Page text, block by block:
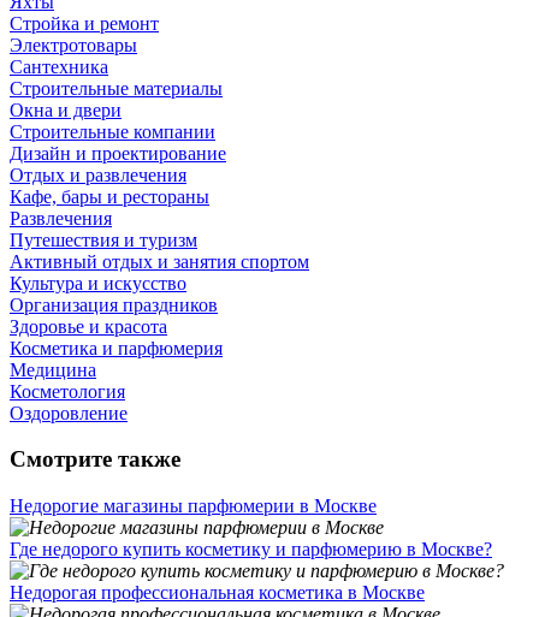
Стройка и ремонт
Электротовары
Сантехника
Строительные материалы
Окна и двери
Строительные компании
Дизайн и проектирование
Отдых и развлечения
Кафе, бары и рестораны
Развлечения
Путешествия и туризм
Активный отдых и занятия спортом
Культура и искусство
Организация праздников
Здоровье и красота
Косметика и парфюмерия
Медицина
Косметология
Оздоровление
Смотрите также
Недорогие магазины парфюмерии в Москве
Где недорого купить косметику и парфюмерию в Москве?
Недорогая профессиональная косметика в Москве